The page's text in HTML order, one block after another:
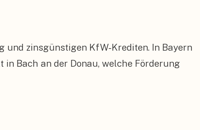
und zinsgünstigen KfW-Krediten. In Bayern
Bach an der Donau, welche Förderung